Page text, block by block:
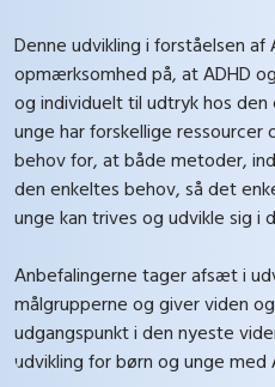
Denne udvikling i forståelsen
opmærksomhed på, at ADHD
og individuelt til udtryk hos
unge har forskellige
behov for, at både metoder,
den enkeltes behov, så det
unge kan trives og udvikle sig i
Anbefalingerne tager afsæt i
målgrupperne og giver viden
udgangspunkt i den nyeste
udvikling for børn og unge med